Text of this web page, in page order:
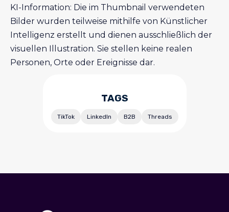
KI-Information: Die im Thumbnail verwendeten
Bilder wurden teilweise mithilfe von Künstlicher
Intelligenz erstellt und dienen ausschließlich der
visuellen Illustration. Sie stellen keine realen
Personen, Orte oder Ereignisse dar.
TAGS
TikTok LinkedIn B2B Threads